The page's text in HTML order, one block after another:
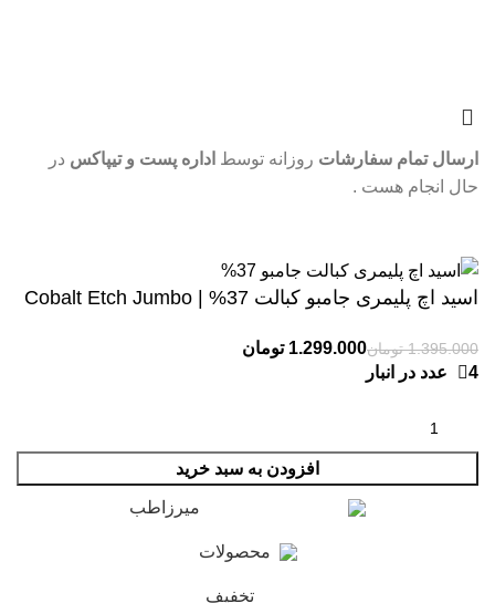
ارسال تمام سفارشات روزانه توسط اداره پست و تیپاکس در
حال انجام هست .
اسید اچ پلیمری جامبو کبالت 37% | Cobalt Etch Jumbo
تومان
تومان
4 عدد در انبار
افزودن به سبد خرید
میرزاطب
محصولات
تخفیف